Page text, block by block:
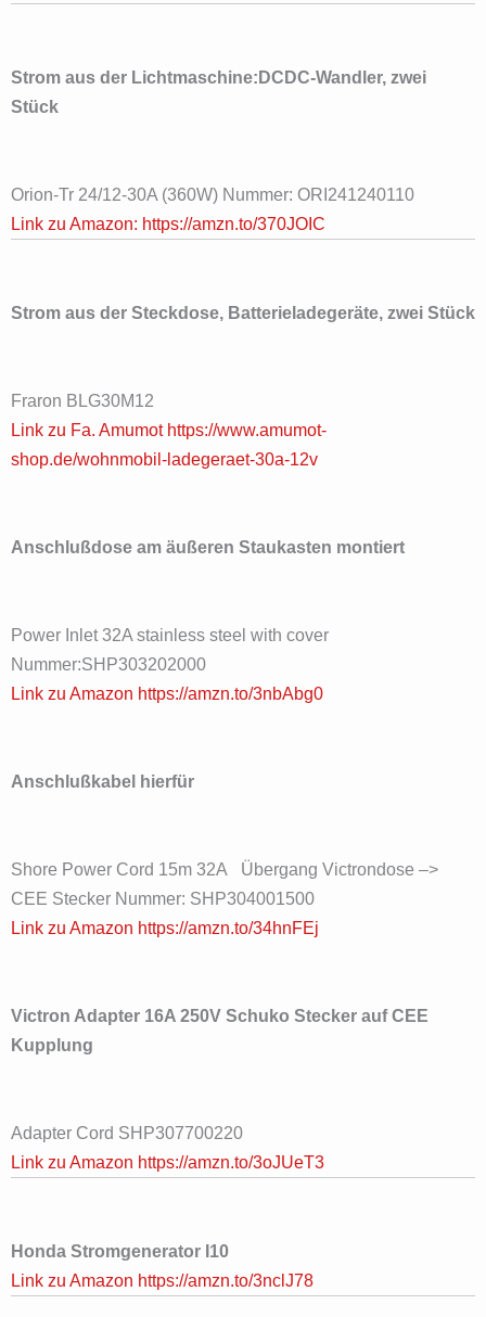
Strom aus der Lichtmaschine:DCDC-Wandler, zwei
Stück
Orion-Tr 24/12-30A (360W) Nummer: ORI241240110
Link zu Amazon: https://amzn.to/370JOIC
Strom aus der Steckdose, Batterieladegeräte, zwei Stück
Fraron BLG30M12
Link zu Fa. Amumot https://www.amumot-
shop.de/wohnmobil-ladegeraet-30a-12v
Anschlußdose am äußeren Staukasten montiert
Power Inlet 32A stainless steel with cover
Nummer:SHP303202000
Link zu Amazon https://amzn.to/3nbAbg0
Anschlußkabel hierfür
Shore Power Cord 15m 32A Übergang Victrondose –>
CEE Stecker Nummer: SHP304001500
Link zu Amazon https://amzn.to/34hnFEj
Victron Adapter 16A 250V Schuko Stecker auf CEE
Kupplung
Adapter Cord SHP307700220
Link zu Amazon https://amzn.to/3oJUeT3
Honda Stromgenerator I10
Link zu Amazon https://amzn.to/3nclJ78